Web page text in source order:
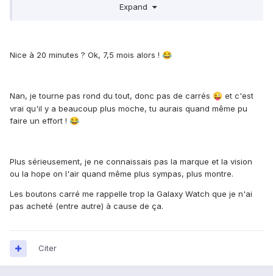
😜😘
Expand
Nice à 20 minutes ? Ok, 7,5 mois alors ! 😂
Nan, je tourne pas rond du tout, donc pas de carrés 😜 et c'est
vrai qu'il y a beaucoup plus moche, tu aurais quand même pu
faire un effort ! 😂
Plus sérieusement, je ne connaissais pas la marque et la vision
ou la hope on l'air quand même plus sympas, plus montre.
Les boutons carré me rappelle trop la Galaxy Watch que je n'ai
pas acheté (entre autre) à cause de ça.
Citer